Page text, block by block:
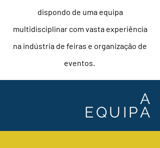
dispondo de uma equipa
multidisciplinar com vasta experiência
na indústria de feiras e organização de
eventos.
A
EQUIPA